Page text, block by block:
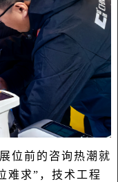
位前的咨询热潮就
难求”，技术工程